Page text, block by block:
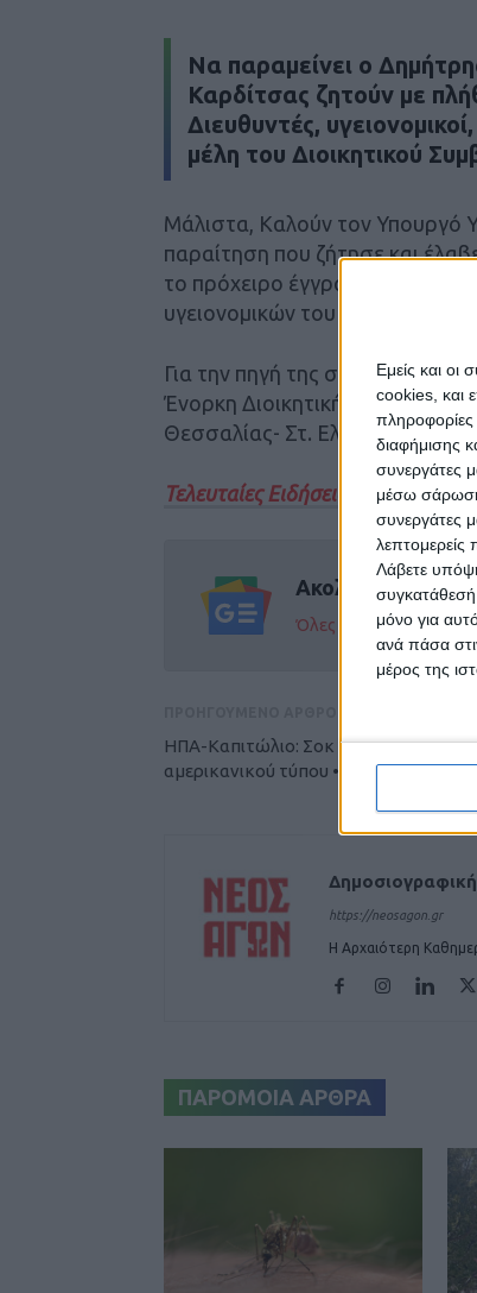
Εμείς και
cookies, και
πληροφορίες
διαφήμισης
συνεργάτες
μέσω
συνεργάτες
λεπτομερείς
Λάβετε
συγκατάθεσή
μόνο για
ανά πάσα
μέρος της
Nα παραμείνει ο
Καρδίτσας ζητούν με
Διευθυντές,
μέλη του Διοικητικού
Μάλιστα, Καλούν τον Υπουργό
παραίτηση που ζήτησε και
το πρόχειρο έγγραφο που
υγειονομικών του Νοσοκομείου
Για την πηγή της σύνταξης και
Ένορκη Διοικητική Εξέταση
Θεσσαλίας- Στ. Ελλάδας, η
Τελευταίες Ειδήσεις Σήμερα
Ακολούθησε την
Όλες οι εξελίξεις
ΗΠΑ-Καπιτώλιο: Σοκ στα
αμερικανικού τύπου • Πώς «είδαν»
https://neosagon.gr
Η Αρχαιότερη
ΠΑΡΟΜΟΙΑ ΑΡΘΡΑ